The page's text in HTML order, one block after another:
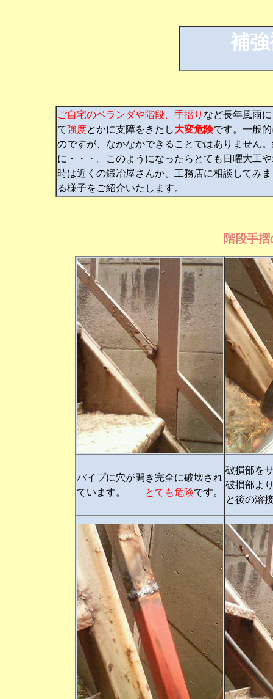
補
ご自宅のベランダや階段、手摺り など長年風雨
て強度とかに支障をきたし大変危険です。一般
のですが、なかなかできることではありません
に・・・。このようになったらとても日曜大工
時は近くの鍛冶屋さんか、工務店に相談してみ
る様子をご紹介いたします。
階段手
パイプに穴が開き完全に破壊され
ています。
とても危険です。
破損部を
破損部よ
と後の溶